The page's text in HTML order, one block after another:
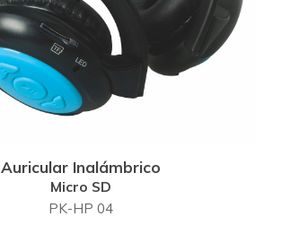
Auricular Inalámbrico
Micro SD
PK-HP 04